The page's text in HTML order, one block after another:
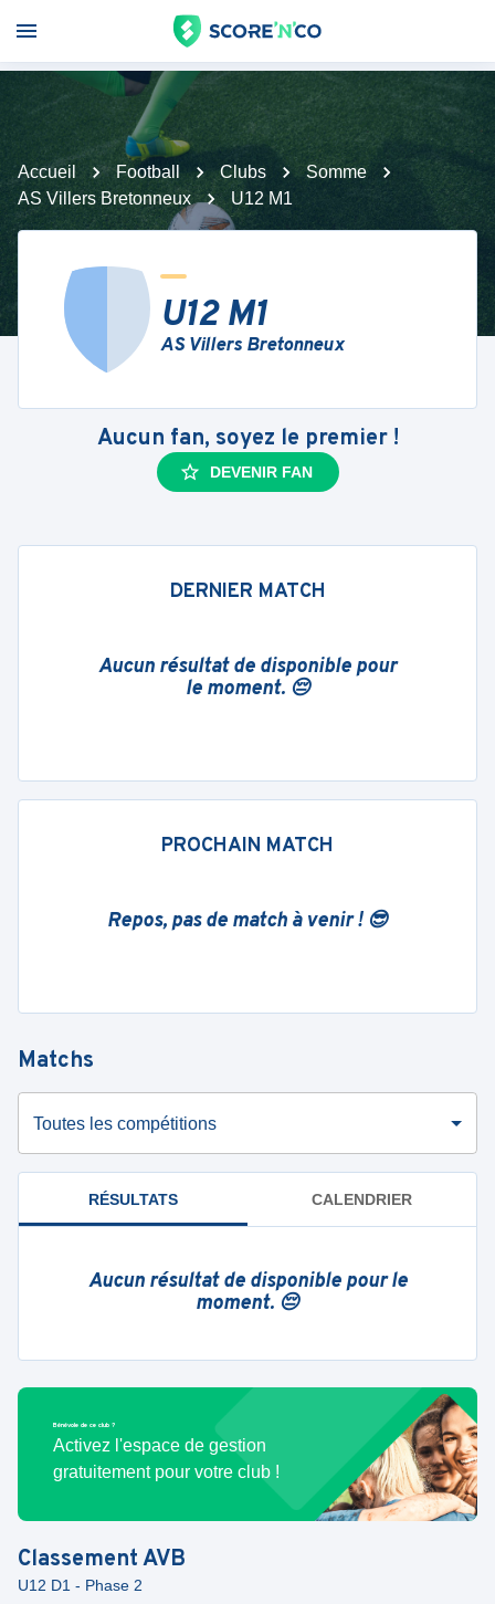
Accueil Football Clubs
Somme
AS Villers Bretonneux
U12 M1
U12 M1
AS Villers Bretonneux
Aucun fan, soyez le premier !
DEVENIR FAN
DERNIER MATCH
Aucun résultat de disponible pour
le moment. 😔
PROCHAIN MATCH
Repos, pas de match à venir ! 😎
Matchs
Toutes les compétitions
RÉSULTATS CALENDRIER
Aucun résultat de disponible pour le
moment. 😔
Bénévole de ce club ?
Activez l'espace de gestion
gratuitement pour votre club !
ClassementAVB
U12 D1 - Phase 2